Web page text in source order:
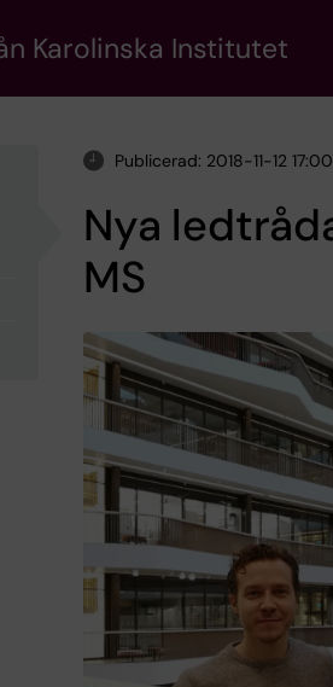
Karolinska Institutet
Publicerad: 2018-11-12
Nya
MS